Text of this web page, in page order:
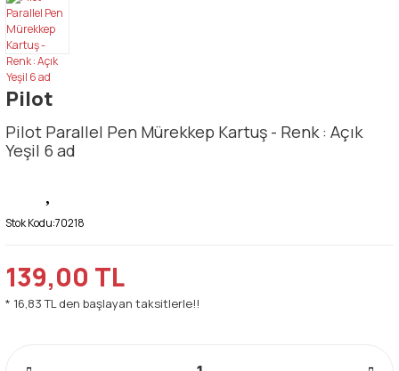
Pilot
Pilot Parallel Pen Mürekkep Kartuş - Renk : Açık
Yeşil 6 ad
Stok Kodu:70218
139,00 TL
* 16,83 TL den başlayan taksitlerle!!